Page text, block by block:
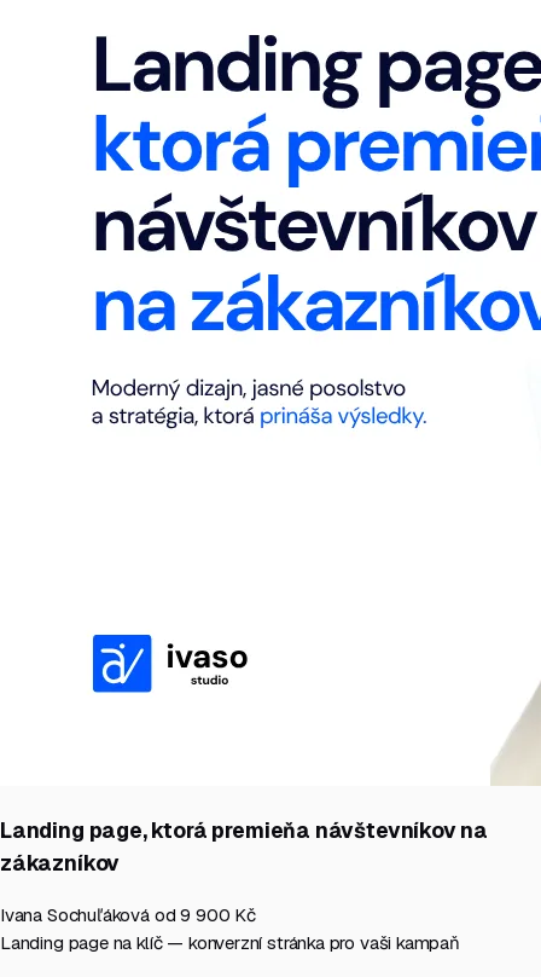
Landing page, ktorá premieňa návštevníkov na
zákazníkov
Ivana Sochuľáková od 9 900 Kč
Landing page na klíč — konverzní stránka pro vaši kampaň